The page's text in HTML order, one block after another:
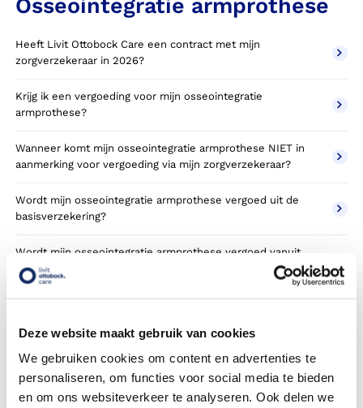
Deze website maakt gebruik van cookies
We gebruiken cookies om content en advertenties te
personaliseren, om functies voor social media te bieden
en om ons websiteverkeer te analyseren. Ook delen we
Osseointegratie armprothese
Heeft Livit Ottobock Care een contract met mijn
zorgverzekeraar in 2026?
Krijg ik een vergoeding voor mijn osseointegratie
armprothese?
Wanneer komt mijn osseointegratie armprothese NIET in
aanmerking voor vergoeding via mijn zorgverzekeraar?
Wordt mijn osseointegratie armprothese vergoed uit de
basisverzekering?
Wordt mijn osseointegratie armprothese vergoed vanuit
een aanvullende verzekering?
Zijn er ook osseointegratie armprothesen in confectie- of
standaard uitvoeringen?
Is de osseointegratie armprothese mijn eigendom?